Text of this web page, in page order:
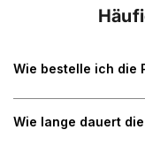
Wie bestelle ich die
Wie lange dauert